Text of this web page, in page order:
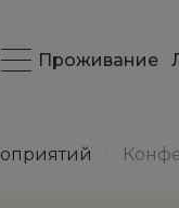
Проживание